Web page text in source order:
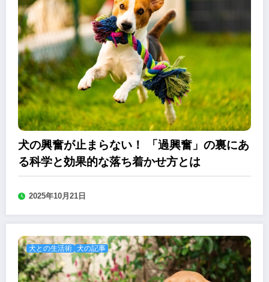
犬の興奮が止まらない！ 「過興奮」の裏にあ
る科学と効果的な落ち着かせ方とは
2025年10月21日
犬との生活術 犬の記事